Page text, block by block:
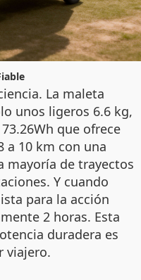
La maleta
unos ligeros 6.6 kg,
que ofrece
a 10 km con una
mayoría de trayectos
Y cuando
para la acción
2 horas. Esta
duradera es
viajero.